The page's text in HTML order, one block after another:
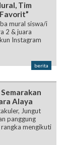
Tim
mural siswa/i
2 & juara
Instagram
berita
Alaya
Jungut
panggung
mengikuti